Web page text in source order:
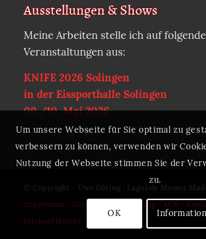
Ausstellungen & Shows
Meine Arbeiten stelle ich auf
Veranstaltungen aus:
KNIFE 2026 Solingen
in der Eissporthalle Solingen
09./10. Mai 2026
© Copyright - Uwe Göring . Laguiole Messer
Impressum- Datenschutzerklärung- AGB-
Michael Hömke
Um unsere Webseite für Sie optimal zu
verbessern zu können, verwenden wir
Nutzung der Webseite stimmen Sie der
zu.
OK